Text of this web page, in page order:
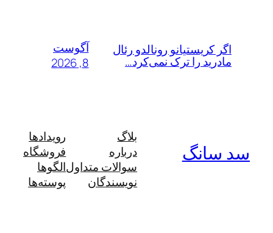
اگر کریستیانو رونالدو رئال
مادرید را ترک نمی‌کرد…
آگوست
8, 2026
سد سانگ
بلاگ
درباره
سوالات متداول
نویسندگان
رویدادها
فروشگاه
الگوها
پوسته‌ها